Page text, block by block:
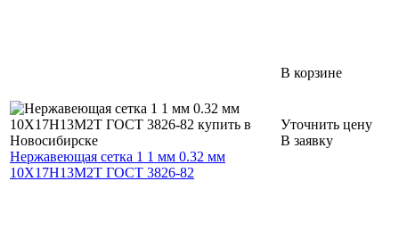
В корзине
Нержавеющая сетка 1 1 мм 0.32 мм
10Х17Н13М2Т ГОСТ 3826-82
Уточнить цену
В заявку